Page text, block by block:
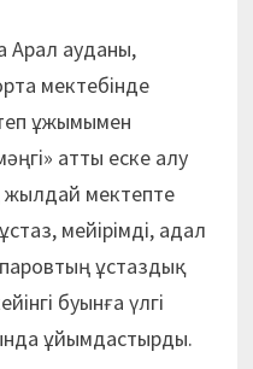
Арал ауданы,
мектебінде
ұжымымен
атты еске алу
жылдай мектепте
мейірімді, адал
ұстаздық
буынға үлгі
ұйымдастырды.